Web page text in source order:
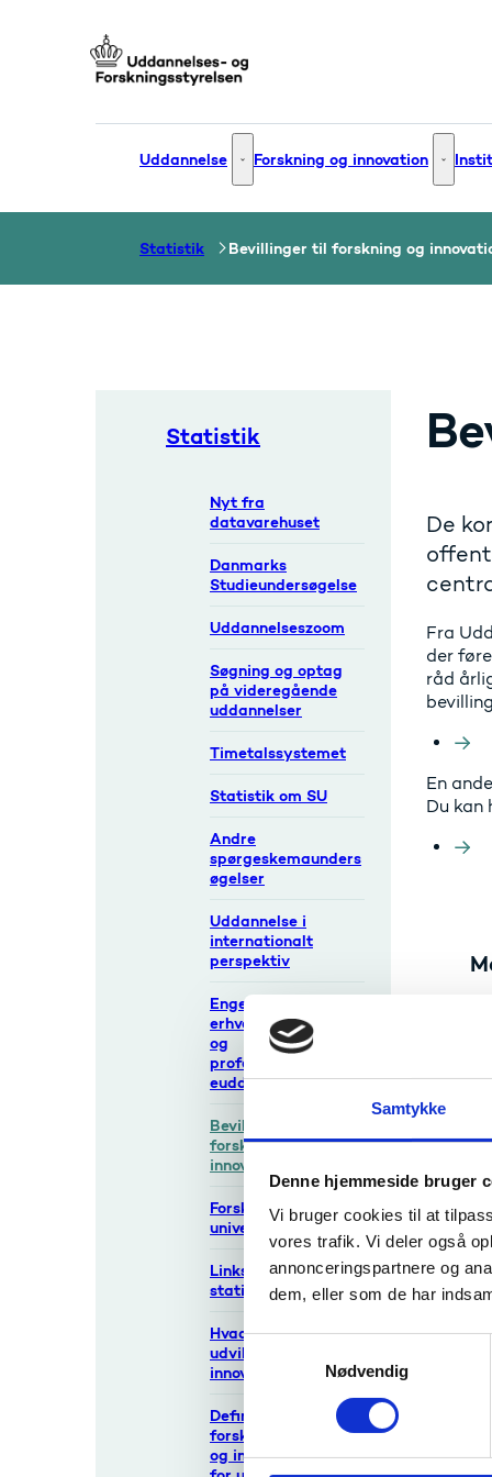
Samtykke
Denne hjemmeside bruger
Vi bruger cookies til at
vores trafik. Vi deler også
annonceringspartnere og
dem, eller som de har
S
a
t
y
Nødvendig
Uddannelse Uddannelse - Flere links
Forskning og innovation
Statistik Bevillinger til forskning og
Statistik
Nyt fra
datavarehuset
Danmarks
Studieundersøgelse
Uddannelseszoom
Søgning og optag
på videregående
uddannelser
Timetalssystemet
Statistik om SU
Andre
spørgeskemaunders
øgelser
Uddannelse i
internationalt
perspektiv
Engelsksprogede
erhvervsakademi-
og
professionsbachelor
euddannelser
Bevillinger til
forskning og
innovation
Forskere ved
universiteterne
Links til ekstern
statistik
Hvad er forskning,
udvikling og
innovation?
Definition af
forskning, udvikling
og innovation inden
De
Fra
der
råd
En
Du kan